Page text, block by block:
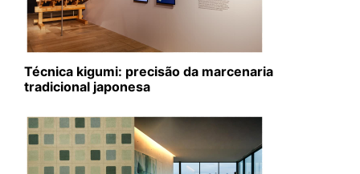
Técnica kigumi: precisão da marcenaria
tradicional japonesa